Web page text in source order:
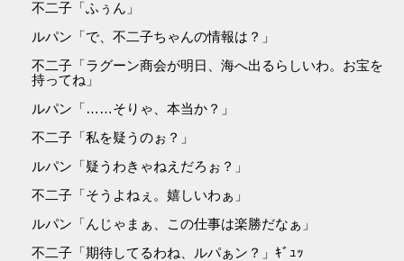
不二子「ふぅん」
ルパン「で、不二子ちゃんの情報は？」
不二子「ラグーン商会が明日、海へ出るらしいわ。お宝を
持ってね」
ルパン「……そりゃ、本当か？」
不二子「私を疑うのぉ？」
ルパン「疑うわきゃねえだろぉ？」
不二子「そうよねぇ。嬉しいわぁ」
ルパン「んじゃまぁ、この仕事は楽勝だなぁ」
不二子「期待してるわね、ルパぁン？」ｷﾞｭｯ